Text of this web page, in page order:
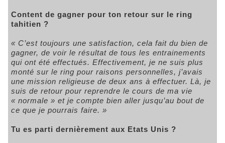
Content de gagner pour ton retour sur le ring
tahitien ?
« C’est toujours une satisfaction, cela fait du bien de
gagner, de voir le résultat de tous les entrainements
qui ont été effectués. Effectivement, je ne suis plus
monté sur le ring pour raisons personnelles, j’avais
une mission religieuse de deux ans à effectuer. Là, je
suis de retour pour reprendre le cours de ma vie
« normale » et je compte bien aller jusqu’au bout de
ce que je pourrais faire. »
Tu es parti dernièrement aux Etats Unis ?